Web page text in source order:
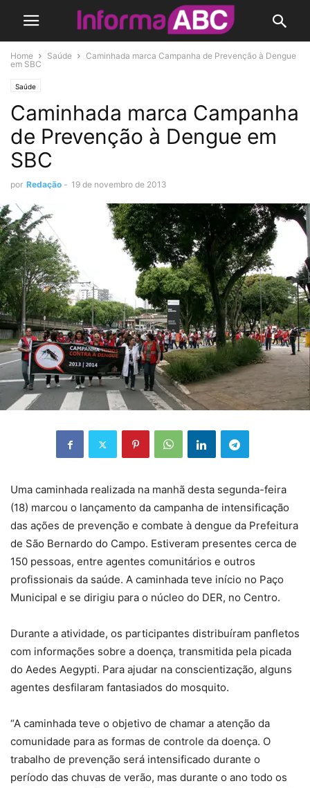
Home Saúde
Caminhada marca Campanha de Prevenção à Dengue
em SBC
Saúde
Caminhada marca Campanha
de Prevenção à Dengue em
SBC
por Redação - 19 de novembro de 2013
Uma caminhada realizada na manhã desta segunda-feira
(18) marcou o lançamento da campanha de intensificação
das ações de prevenção e combate à dengue da Prefeitura
de São Bernardo do Campo. Estiveram presentes cerca de
150 pessoas, entre agentes comunitários e outros
profissionais da saúde. A caminhada teve início no Paço
Municipal e se dirigiu para o núcleo do DER, no Centro.
Durante a atividade, os participantes distribuíram panfletos
com informações sobre a doença, transmitida pela picada
do Aedes Aegypti. Para ajudar na conscientização, alguns
agentes desfilaram fantasiados do mosquito.
“A caminhada teve o objetivo de chamar a atenção da
comunidade para as formas de controle da doença. O
trabalho de prevenção será intensificado durante o
período das chuvas de verão, mas durante o ano todo os